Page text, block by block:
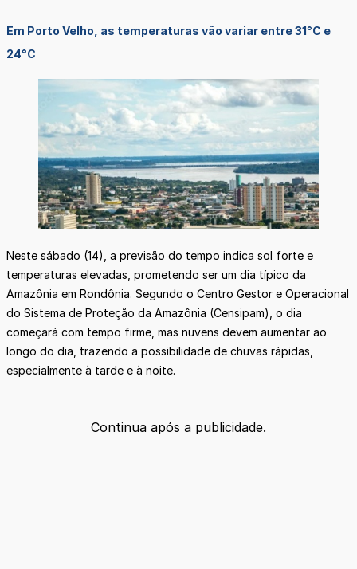
Em Porto Velho, as temperaturas vão variar entre 31°C e
24°C
Neste sábado (14), a previsão do tempo indica sol forte e
temperaturas elevadas, prometendo ser um dia típico da
Amazônia em Rondônia. Segundo o Centro Gestor e Operacional
do Sistema de Proteção da Amazônia (Censipam), o dia
começará com tempo firme, mas nuvens devem aumentar ao
longo do dia, trazendo a possibilidade de chuvas rápidas,
especialmente à tarde e à noite.
Continua após a publicidade.